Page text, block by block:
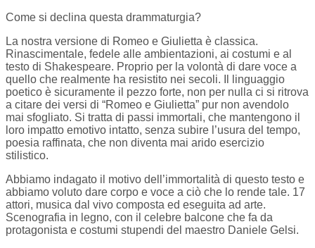
Come si declina questa drammaturgia?
La nostra versione di Romeo e Giulietta è classica.
Rinascimentale, fedele alle ambientazioni, ai costumi e al
testo di Shakespeare. Proprio per la volontà di dare voce a
quello che realmente ha resistito nei secoli. Il linguaggio
poetico è sicuramente il pezzo forte, non per nulla ci si ritrova
a citare dei versi di “Romeo e Giulietta” pur non avendolo
mai sfogliato. Si tratta di passi immortali, che mantengono il
loro impatto emotivo intatto, senza subire l’usura del tempo,
poesia raffinata, che non diventa mai arido esercizio
stilistico.
Abbiamo indagato il motivo dell’immortalità di questo testo e
abbiamo voluto dare corpo e voce a ciò che lo rende tale. 17
attori, musica dal vivo composta ed eseguita ad arte.
Scenografia in legno, con il celebre balcone che fa da
protagonista e costumi stupendi del maestro Daniele Gelsi.